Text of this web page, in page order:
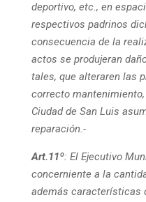
deportivo, etc., en
respectivos padrinos
consecuencia de la
actos se produjeran
tales, que alteraren las
correcto
Ciudad de San Luis
reparación.-
Art.11º: El Ejecutivo
concerniente a la
además características